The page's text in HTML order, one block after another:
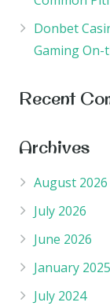
Donbet
Gaming On-
Recent
Archives
August 2026
July 2026
June 2026
January 2025
July 2024